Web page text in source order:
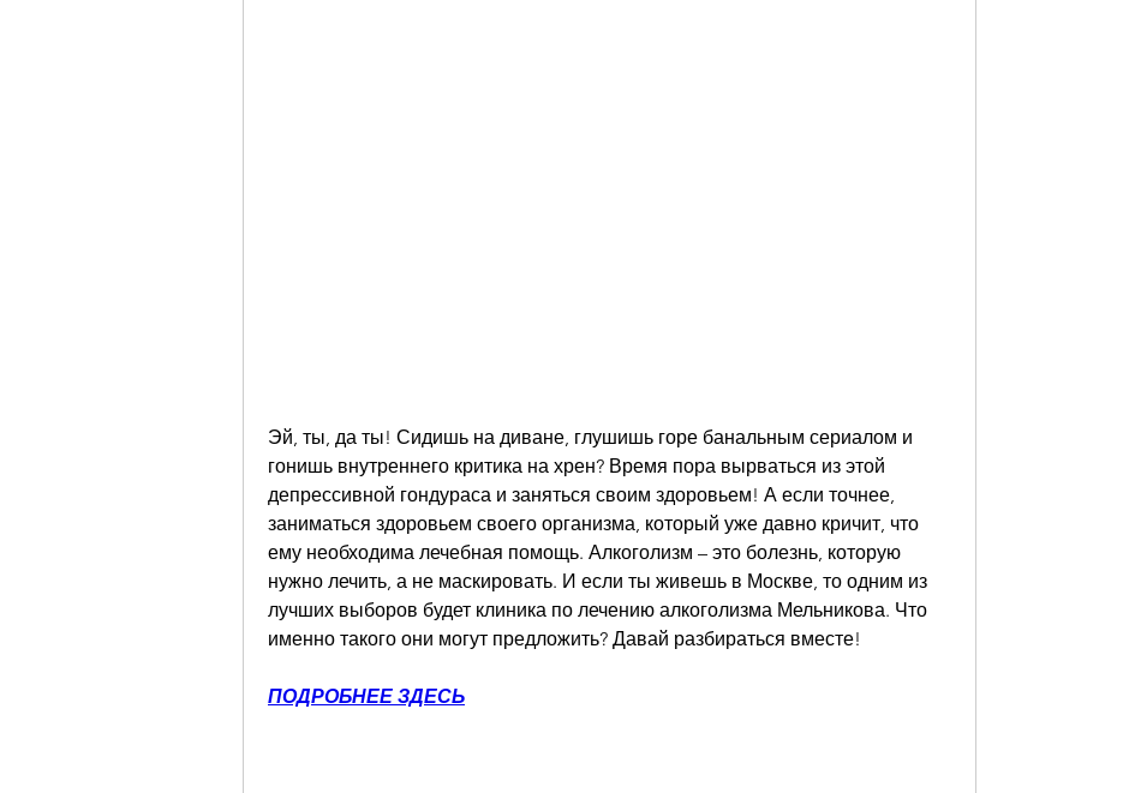
Эй, ты, да ты! Сидишь на диване, глушишь горе банальным сериалом и
гонишь внутреннего критика на хрен? Время пора вырваться из этой
депрессивной гондураса и заняться своим здоровьем! А если точнее,
заниматься здоровьем своего организма, который уже давно кричит, что
ему необходима лечебная помощь. Алкоголизм – это болезнь, которую
нужно лечить, а не маскировать. И если ты живешь в Москве, то одним из
лучших выборов будет клиника по лечению алкоголизма Мельникова. Что
именно такого они могут предложить? Давай разбираться вместе!
ПОДРОБНЕЕ ЗДЕСЬ